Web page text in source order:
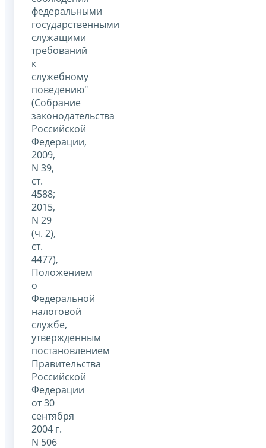
федеральными
государственными
служащими
требований
к
служебному
поведению"
(Собрание
законодательства
Российской
Федерации,
2009,
N 39,
ст.
4588;
2015,
N 29
(ч. 2),
ст.
4477),
Положением
о
Федеральной
налоговой
службе,
утвержденным
постановлением
Правительства
Российской
Федерации
от 30
сентября
2004 г.
N 506